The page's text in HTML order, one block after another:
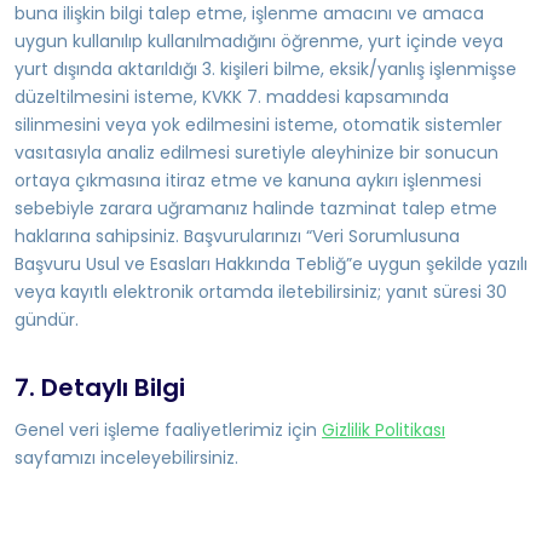
buna ilişkin bilgi talep etme, işlenme amacını ve amaca
uygun kullanılıp kullanılmadığını öğrenme, yurt içinde veya
yurt dışında aktarıldığı 3. kişileri bilme, eksik/yanlış işlenmişse
düzeltilmesini isteme, KVKK 7. maddesi kapsamında
silinmesini veya yok edilmesini isteme, otomatik sistemler
vasıtasıyla analiz edilmesi suretiyle aleyhinize bir sonucun
ortaya çıkmasına itiraz etme ve kanuna aykırı işlenmesi
sebebiyle zarara uğramanız halinde tazminat talep etme
haklarına sahipsiniz. Başvurularınızı “Veri Sorumlusuna
Başvuru Usul ve Esasları Hakkında Tebliğ”e uygun şekilde yazılı
veya kayıtlı elektronik ortamda iletebilirsiniz; yanıt süresi 30
gündür.
7. Detaylı Bilgi
Genel veri işleme faaliyetlerimiz için Gizlilik Politikası
sayfamızı inceleyebilirsiniz.